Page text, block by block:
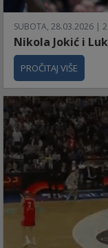
SUBOTA, 28.03.2026 |
Nikola Jokić i
PROČITAJ VIŠE